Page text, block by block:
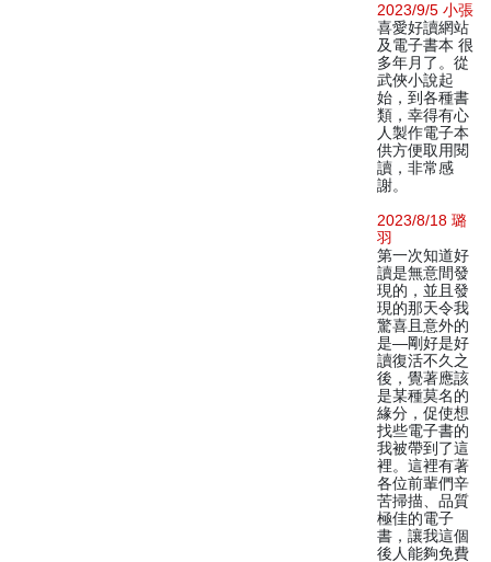
2023/9/5 小張
喜愛好讀網站
及電子書本 很
多年月了。從
武俠小說起
始，到各種書
類，幸得有心
人製作電子本
供方便取用閱
讀，非常感
謝。
2023/8/18 璐
羽
第一次知道好
讀是無意間發
現的，並且發
現的那天令我
驚喜且意外的
是—剛好是好
讀復活不久之
後，覺著應該
是某種莫名的
緣分，促使想
找些電子書的
我被帶到了這
裡。這裡有著
各位前輩們辛
苦掃描、品質
極佳的電子
書，讓我這個
後人能夠免費